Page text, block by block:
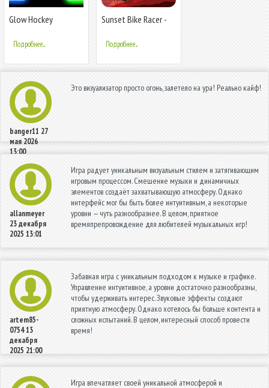
Glow Hockey
Подробнее...
Sunset Bike Racer -
Подробнее...
banger11 27
мая 2026
13:00
Это визуализатор просто огонь, залетело на ура! Реально кайф!
allanmeyer
23 декабря
2025 13:01
Игра радует уникальным визуальным стилем и затягивающим
игровым процессом. Смешение музыки и динамичных
элементов создаёт захватывающую атмосферу. Однако
интерфейс мог бы быть более интуитивным, а некоторые
уровни — чуть разнообразнее. В целом, приятное
времяпрепровождение для любителей музыкальных игр!
artem85-
075413
декабря
2025 21:00
Забавная игра с уникальным подходом к музыке и графике.
Управление интуитивное, а уровни достаточно разнообразны,
чтобы удерживать интерес. Звуковые эффекты создают
приятную атмосферу. Однако хотелось бы больше контента и
сложных испытаний. В целом, интересный способ провести
время!
Игра впечатляет своей уникальной атмосферой и